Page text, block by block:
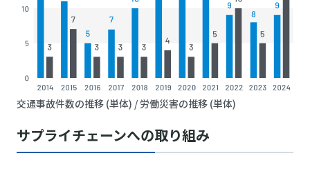
交通事故件数の推移 (単体) / 労働災害の推移 (単体)
サプライチェーンへの取り組み